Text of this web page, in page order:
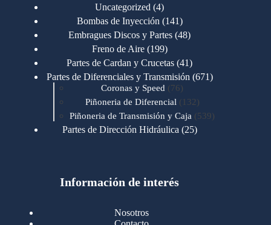
Uncategorized 44
productos
Bombas de Inyección 141141
productos
Embragues Discos y Partes 4848
Freno de Aire 199199
productos
Partes de Cardan y Crucetas 4141
productos
Partes de Diferenciales y Transmisión 671671
Coronas y Speed 7676
productos
Piñoneria de Diferencial 132 132
productos
Piñoneria de Transmisión y Caja 539539
Partes de Dirección Hidráulica 2525
Motores Cummins 723
Cummins B/C 855
Información de interés
Nosotros